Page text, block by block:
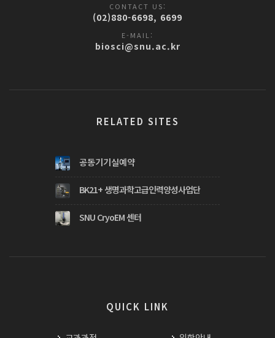
CONTACT US:
(02)880-6698, 6699
E-MAIL:
biosci@snu.ac.kr
RELATED SITES
공동기기실예약
BK21+ 생명과학고급인력양성사업단
SNU CryoEM 센터
QUICK LINK